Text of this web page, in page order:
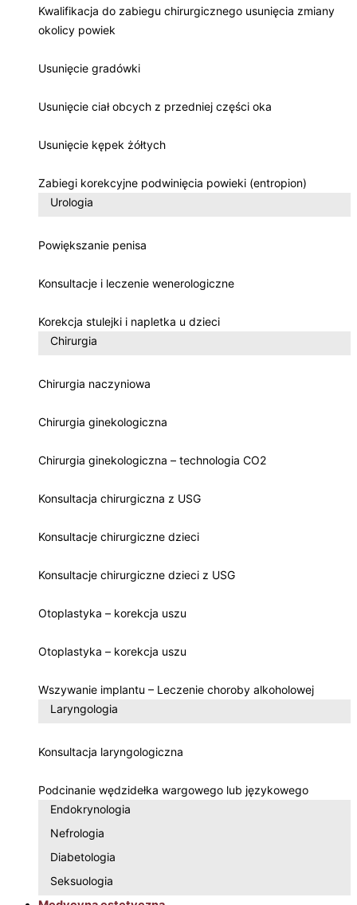
Kwalifikacja do zabiegu chirurgicznego usunięcia zmiany
okolicy powiek
Usunięcie gradówki
Usunięcie ciał obcych z przedniej części oka
Usunięcie kępek żółtych
Zabiegi korekcyjne podwinięcia powieki (entropion)
Urologia
Powiększanie penisa
Konsultacje i leczenie wenerologiczne
Korekcja stulejki i napletka u dzieci
Chirurgia
Chirurgia naczyniowa
Chirurgia ginekologiczna
Chirurgia ginekologiczna – technologia CO2
Konsultacja chirurgiczna z USG
Konsultacje chirurgiczne dzieci
Konsultacje chirurgiczne dzieci z USG
Otoplastyka – korekcja uszu
Otoplastyka – korekcja uszu
Wszywanie implantu – Leczenie choroby alkoholowej
Laryngologia
Konsultacja laryngologiczna
Podcinanie wędzidełka wargowego lub językowego
Endokrynologia
Nefrologia
Diabetologia
Seksuologia